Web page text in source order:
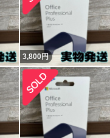
3,800円